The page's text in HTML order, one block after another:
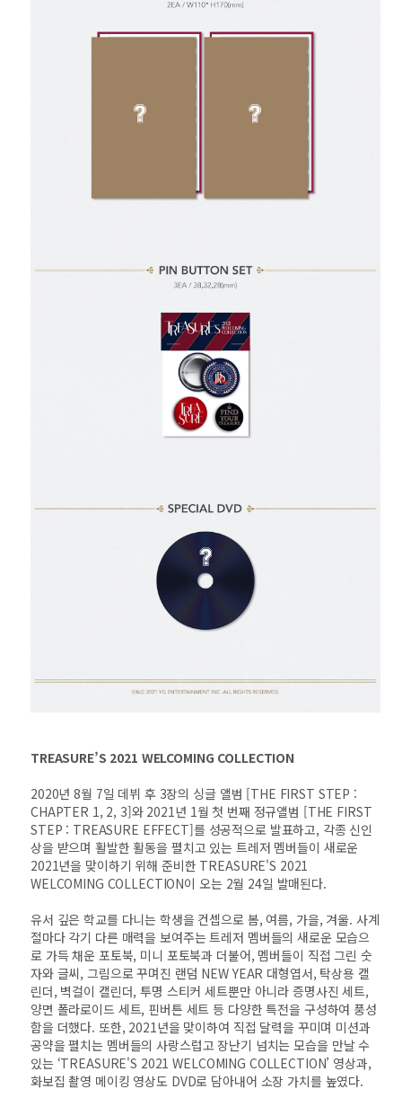
TREASURE’S 2021 WELCOMING COLLECTION
2020년 8월 7일 데뷔 후 3장의 싱글 앨범 [THE FIRST STEP :
CHAPTER 1, 2, 3]와 2021년 1월 첫 번째 정규앨범 [THE FIRST
STEP : TREASURE EFFECT]를 성공적으로 발표하고, 각종 신인
상을 받으며 활발한 활동을 펼치고 있는 트레저 멤버들이 새로운
2021년을 맞이하기 위해 준비한 TREASURE'S 2021
WELCOMING COLLECTION이 오는 2월 24일 발매된다.
유서 깊은 학교를 다니는 학생을 컨셉으로 봄, 여름, 가을, 겨울. 사계
절마다 각기 다른 매력을 보여주는 트레저 멤버들의 새로운 모습으
로 가득 채운 포토북, 미니 포토북과 더불어, 멤버들이 직접 그린 숫
자와 글씨, 그림으로 꾸며진 랜덤 NEW YEAR 대형엽서, 탁상용 캘
린더, 벽걸이 캘린더, 투명 스티커 세트뿐만 아니라 증명사진 세트,
양면 폴라로이드 세트, 핀버튼 세트 등 다양한 특전을 구성하여 풍성
함을 더했다. 또한, 2021년을 맞이하여 직접 달력을 꾸미며 미션과
공약을 펼치는 멤버들의 사랑스럽고 장난기 넘치는 모습을 만날 수
있는 ‘TREASURE'S 2021 WELCOMING COLLECTION’ 영상과,
화보집 촬영 메이킹 영상도 DVD로 담아내어 소장 가치를 높였다.